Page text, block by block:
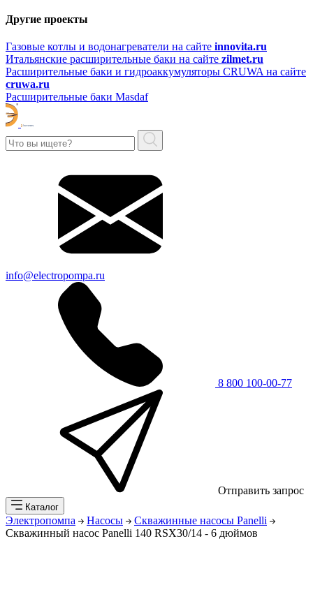
Другие проекты
Газовые котлы и водонагреватели на сайте innovita.ru
Итальянские расширительные баки на сайте zilmet.ru
Расширительные баки и гидроаккумуляторы CRUWA на сайте
cruwa.ru
Расширительные баки Masdaf
info@electropompa.ru
8 800 100-00-77
Отправить запрос
Каталог
Электропомпа Насосы
Скважинные насосы Panelli
Скважинный насос Panelli 140 RSX30/14 - 6 дюймов